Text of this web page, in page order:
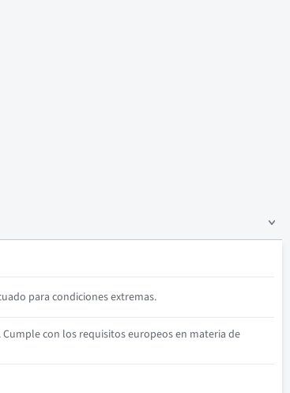
para condiciones extremas.
con los requisitos europeos en materia de